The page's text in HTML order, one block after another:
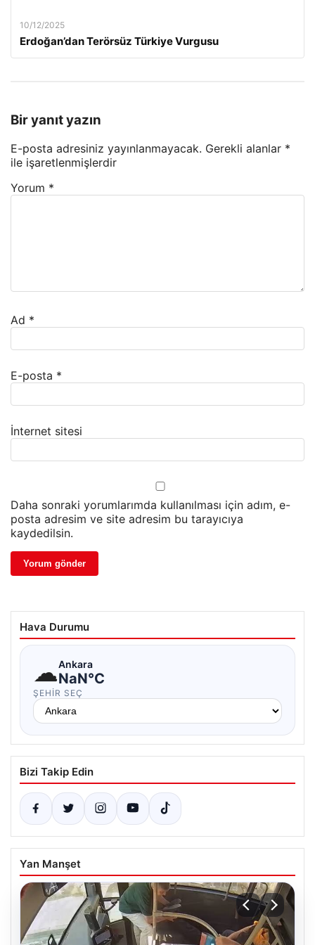
10/12/2025
Erdoğan’dan Terörsüz Türkiye Vurgusu
Bir yanıt yazın
E-posta adresiniz yayınlanmayacak. Gerekli alanlar *
ile işaretlenmişlerdir
Yorum *
Ad *
E-posta *
İnternet sitesi
Daha sonraki yorumlarımda kullanılması için adım, e-
posta adresim ve site adresim bu tarayıcıya
kaydedilsin.
Hava Durumu
☁Ankara
NaN°C
ŞEHIR SEÇ
Bizi Takip Edin
Yan Manşet